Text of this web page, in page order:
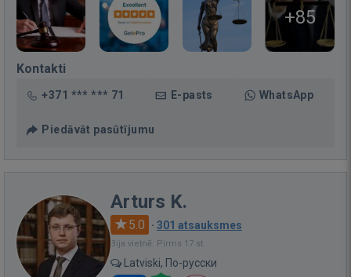
+85
Kontakti
+371 *** *** 71 E-pasts WhatsApp
Piedāvāt pasūtījumu
Arturs K.
5.0 · 301 atsauksmes
Bija vietnē: Pirms 17 st.
Latviski, По-русски